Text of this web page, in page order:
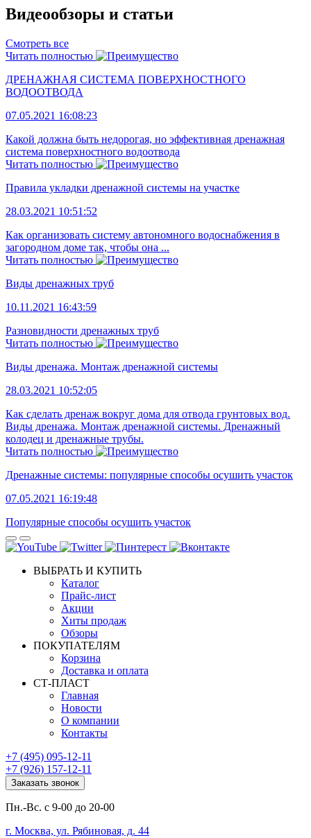
Видеообзоры и статьи
Смотреть все
Читать полностью
ДРЕНАЖНАЯ СИСТЕМА ПОВЕРХНОСТНОГО
ВОДООТВОДА
07.05.2021 16:08:23
Какой должна быть недорогая, но эффективная дренажная
система поверхностного водоотвода
Читать полностью
Правила укладки дренажной системы на участке
28.03.2021 10:51:52
Как организовать систему автономного водоснабжения в
загородном доме так, чтобы она ...
Читать полностью
Виды дренажных труб
10.11.2021 16:43:59
Разновидности дренажных труб
Читать полностью
Виды дренажа. Монтаж дренажной системы
28.03.2021 10:52:05
Как сделать дренаж вокруг дома для отвода грунтовых вод.
Виды дренажа. Монтаж дренажной системы. Дренажный
колодец и дренажные трубы.
Читать полностью
Дренажные системы: популярные способы осушить участок
07.05.2021 16:19:48
Популярные способы осушить участок
ВЫБРАТЬ И КУПИТЬ
Каталог
Прайс-лист
Акции
Хиты продаж
Обзоры
ПОКУПАТЕЛЯМ
Корзина
Доставка и оплата
СТ-ПЛАСТ
Главная
Новости
О компании
Контакты
+7 (495) 095-12-11
+7 (926) 157-12-11
Заказать звонок
Пн.-Вс. с 9-00 до 20-00
г. Москва, ул. Рябиновая, д. 44